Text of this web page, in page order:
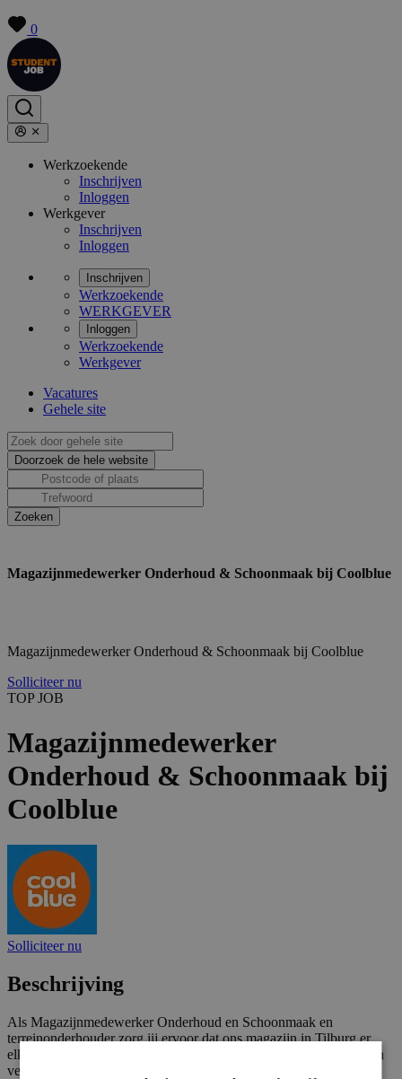
0
Werkzoekende
Inschrijven
Inloggen
Werkgever
Inschrijven
Inloggen
Inschrijven
Werkzoekende
WERKGEVER
Inloggen
Werkzoekende
Werkgever
Vacatures
Gehele site
Magazijnmedewerker Onderhoud & Schoonmaak bij Coolblue
Magazijnmedewerker Onderhoud & Schoonmaak bij Coolblue
Solliciteer nu
TOP JOB
Magazijnmedewerker
Onderhoud & Schoonmaak bij
Coolblue
Solliciteer nu
Beschrijving
Als Magazijnmedewerker Onderhoud en Schoonmaak en
terreinonderhouder zorg jij ervoor dat ons magazijn in Tilburg er
elke dag weer perfect uitziet. Dit doe je door gebruik te maken van
verschillende voertuigen en materialen. Je komt te werken in een